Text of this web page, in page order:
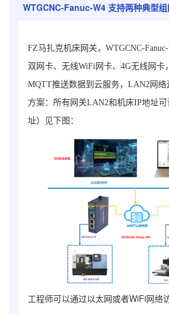
WTGCNC-Fanuc-W4 支持两种典型
FZ马扎克机床网关，WTGCNC-
双网卡、无线WiFi网卡、4G无线网卡
MQTT推送数据到云服务，LAN2网
方案：所有网关LAN2和机床IP地址
址）见下图：
工程师可以通过以太网或者WiFi网络